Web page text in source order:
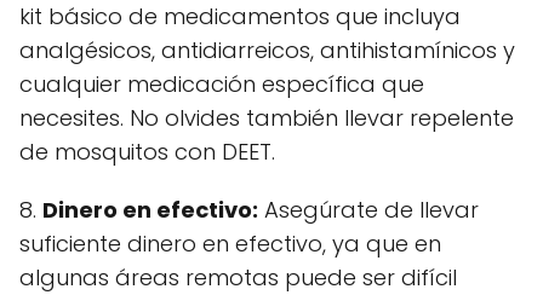
kit básico de medicamentos que incluya
analgésicos, antidiarreicos, antihistamínicos y
cualquier medicación específica que
necesites. No olvides también llevar repelente
de mosquitos con DEET.
8. Dinero en efectivo: Asegúrate de llevar
suficiente dinero en efectivo, ya que en
algunas áreas remotas puede ser difícil